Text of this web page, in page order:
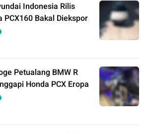
Indonesia Rilis
PCX160 Bakal Diekspor
Petualang BMW R
Honda PCX Eropa